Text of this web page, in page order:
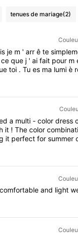
tenues de mariage(2)
je m 'arrête
ceque j 'aifait pour m
toi .Tues ma lumiè
queje
que
maispour
quetout ,jet'aime
Plus+2Lepluspo
a multi -colordress
it !Thecolor
it perfectforsummer
—thoughI’dsuggest
for
.WhatIloved
thefirsttimeIwore
from
comfortableand light